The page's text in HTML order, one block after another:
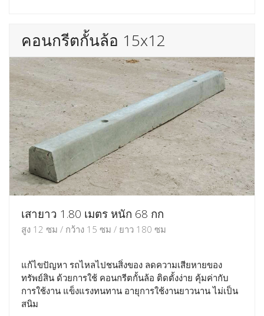
คอนกรีตกั้นล้อ 15x12
เสายาว 1.80 เมตร หนัก 68 กก
สูง 12 ซม / กว้าง 15 ซม / ยาว 180 ซม
แก้ไขปัญหา รถไหลไปชนสิ่งของ ลดความเสียหายของ
ทรัพย์สิน ด้วยการใช้ คอนกรีตกั้นล้อ ติดตั้งง่าย คุ้มค่ากับ
การใช้งาน แข็งแรงทนทาน อายุการใช้งานยาวนาน ไม่เป็น
สนิม